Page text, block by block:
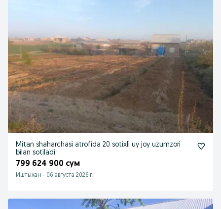
Mitan shaharchasi atrofida 20 sotixli uy joy uzumzori
bilan sotiladi
799 624 900 сум
Иштыхан - 06 августа 2026 г.